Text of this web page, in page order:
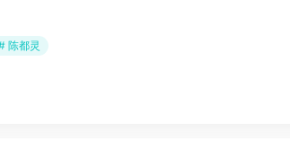
陈都灵